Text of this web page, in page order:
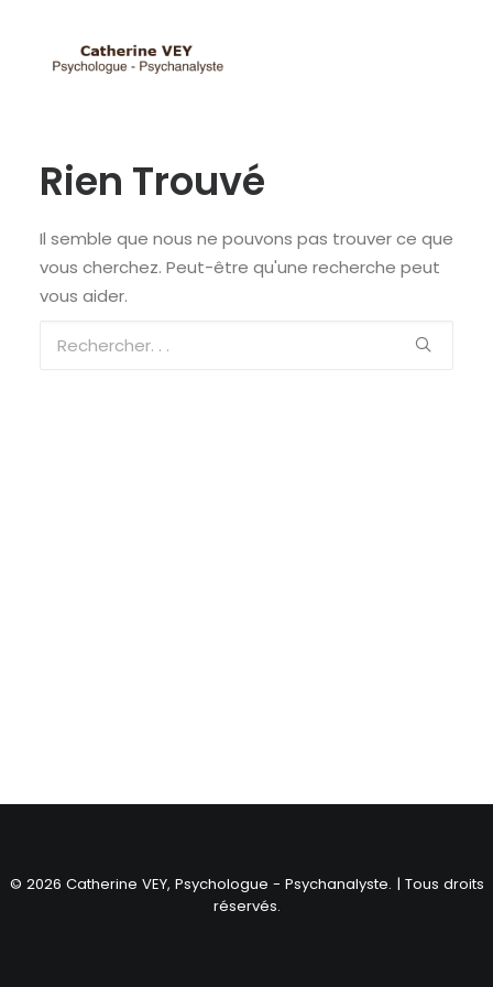
Rien Trouvé
Il semble que nous ne pouvons pas trouver ce que
vous cherchez. Peut-être qu'une recherche peut
vous aider.
© 2026 Catherine VEY, Psychologue - Psychanalyste. | Tous droits
réservés.